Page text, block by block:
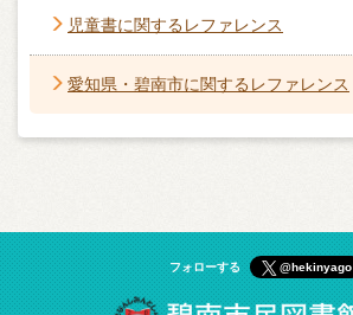
児童書に関するレファレンス
愛知県・碧南市に関するレファレンス
フォローする @hekinyago